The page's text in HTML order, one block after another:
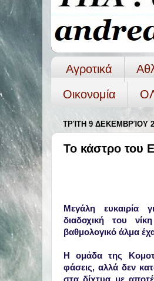
Αγροτικά
Οικονομία
ΤΡΊΤΗ 9 ΔΕΚΕΜΒΡΊΟΥ
Το κάστρο του
Μεγάλη ευκαιρία
διαδοχική του
βαθμολογικό άλμα
Η ομάδα της
φάσεις, αλλά δεν